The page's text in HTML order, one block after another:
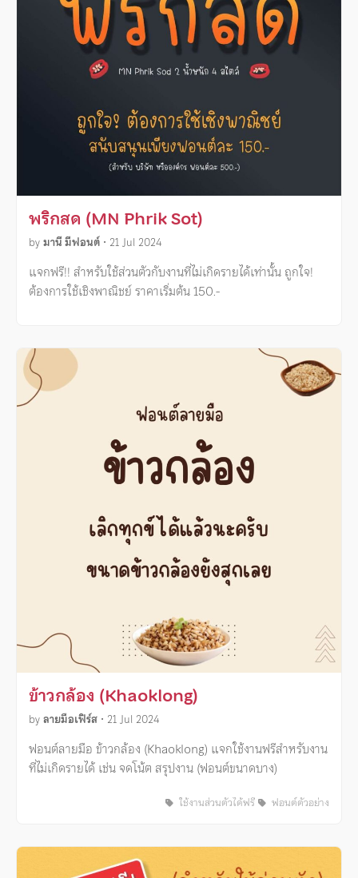
พริกสด (MN Phrik Sot)
byมานี มีฟอนต์ • 21 Jul 2024
แจกฟรี!! สำหรับใช้ส่วนตัวกับงานที่ไม่เกิดรายได้เท่านั้น ถูกใจ!
ต้องการใช้เชิงพาณิชย์ ราคาเริ่มต้น 150.-
ข้าวกล้อง (Khaoklong)
byลายมือเฟิร์ส • 21 Jul 2024
ฟอนต์ลายมือ ข้าวกล้อง (Khaoklong) แจกใช้งานฟรีสำหรับงาน
ที่ไม่เกิดรายได้ เช่น จดโน้ต สรุปงาน (ฟอนต์ขนาดบาง)
ใช้งานส่วนตัวได้ฟรี ฟอนต์ตัวอย่าง